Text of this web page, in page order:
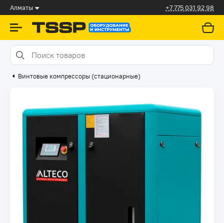
Алматы +7 775 031 92 98
Винтовые компрессоры (стационарные)